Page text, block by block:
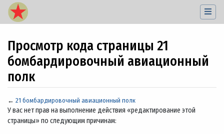
Просмотр кода страницы 21
бомбардировочный авиационный
полк
← 21 бомбардировочный авиационный полк
Перейти к:навигация,поиск
У вас нет прав на выполнение действия «редактирование этой
страницы» по следующим причинам: